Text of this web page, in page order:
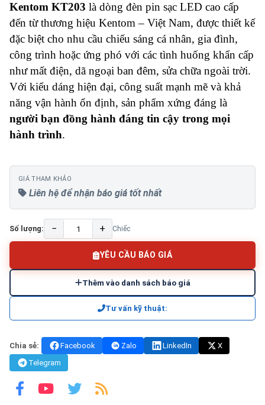
Kentom KT203 là dòng đèn pin sạc LED cao cấp
đến từ thương hiệu Kentom – Việt Nam, được thiết kế
đặc biệt cho nhu cầu chiếu sáng cá nhân, gia đình,
công trình hoặc ứng phó với các tình huống khẩn cấp
như mất điện, dã ngoại ban đêm, sửa chữa ngoài trời.
Với kiểu dáng hiện đại, công suất mạnh mẽ và khả
năng vận hành ổn định, sản phẩm xứng đáng là
người bạn đồng hành đáng tin cậy trong mọi
hành trình.
GIÁ THAM KHẢO
Liên hệ để nhận báo giá tốt nhất
Số lượng: − + Chiếc
YÊU CẦU BÁO GIÁ
Thêm vào danh sách báo giá
Tư vấn kỹ thuật:
Chia sẻ: Facebook Zalo LinkedIn
X
Telegram